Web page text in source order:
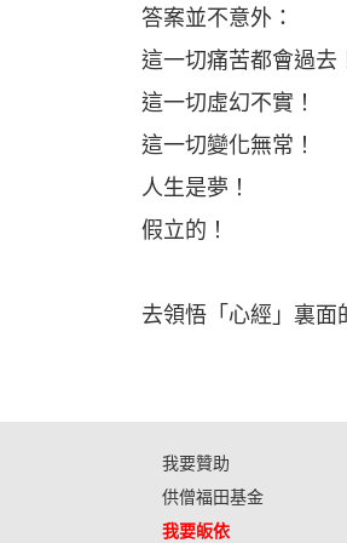
答案並不意外：
這一切痛苦都會過去
這一切虛幻不實！
這一切變化無常！
人生是夢！
假立的！
去領悟「心經」裏面
我要贊助
供僧福田基金
我要皈依